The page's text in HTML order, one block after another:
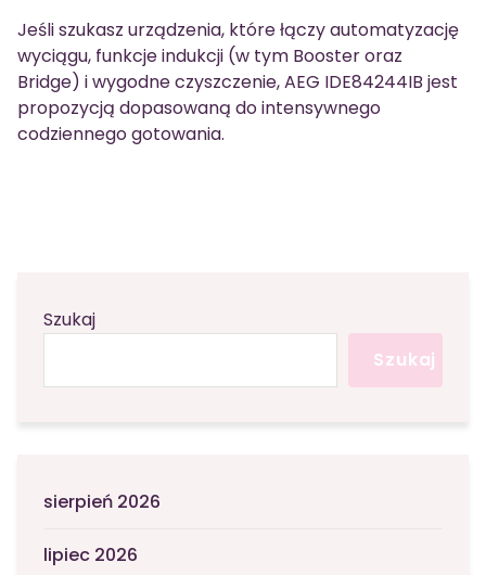
Jeśli szukasz urządzenia, które łączy automatyzację
wyciągu, funkcje indukcji (w tym Booster oraz
Bridge) i wygodne czyszczenie, AEG IDE84244IB jest
propozycją dopasowaną do intensywnego
codziennego gotowania.
Szukaj
Szukaj
sierpień 2026
lipiec 2026